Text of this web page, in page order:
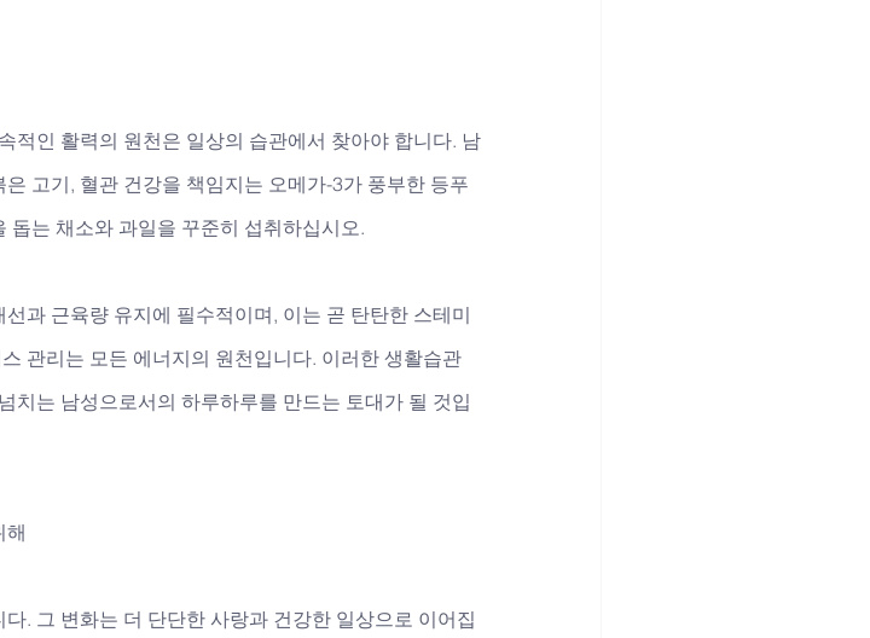
적인 활력의 원천은 일상의 습관에서 찾아야 합니다. 남
고기, 혈관 건강을 책임지는 오메가-3가 풍부한 등푸
돕는 채소와 과일을 꾸준히 섭취하십시오.
과 근육량 유지에 필수적이며, 이는 곧 탄탄한 스테미
관리는 모든 에너지의 원천입니다. 이러한 생활습관
치는 남성으로서의 하루하루를 만드는 토대가 될 것입
해
. 그 변화는 더 단단한 사랑과 건강한 일상으로 이어집